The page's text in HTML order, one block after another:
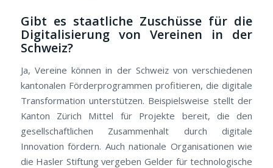
Gibt es staatliche Zuschüsse für die
Digitalisierung von Vereinen in der
Schweiz?
Ja, Vereine können in der Schweiz von verschiedenen
kantonalen Förderprogrammen profitieren, die digitale
Transformation unterstützen. Beispielsweise stellt der
Kanton Zürich Mittel für Projekte bereit, die den
gesellschaftlichen Zusammenhalt durch digitale
Innovation fördern. Auch nationale Organisationen wie
die Hasler Stiftung vergeben Gelder für technologische